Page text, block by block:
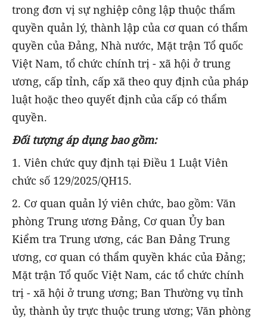
trong đơn vị sự nghiệp công lập thuộc thẩm
quyền quản lý, thành lập của cơ quan có thẩm
quyền của Đảng, Nhà nước, Mặt trận Tổ quốc
Việt Nam, tổ chức chính trị - xã hội ở trung
ương, cấp tỉnh, cấp xã theo quy định của pháp
luật hoặc theo quyết định của cấp có thẩm
quyền.
Đối tượng áp dụng bao gồm:
1. Viên chức quy định tại Điều 1 Luật Viên
chức số 129/2025/QH15.
2. Cơ quan quản lý viên chức, bao gồm: Văn
phòng Trung ương Đảng, Cơ quan Ủy ban
Kiểm tra Trung ương, các Ban Đảng Trung
ương, cơ quan có thẩm quyền khác của Đảng;
Mặt trận Tổ quốc Việt Nam, các tổ chức chính
trị - xã hội ở trung ương; Ban Thường vụ tỉnh
ủy, thành ủy trực thuộc trung ương; Văn phòng